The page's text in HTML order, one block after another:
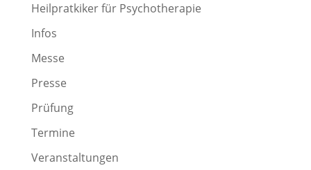
Heilpratkiker für Psychotherapie
Infos
Messe
Presse
Prüfung
Termine
Veranstaltungen